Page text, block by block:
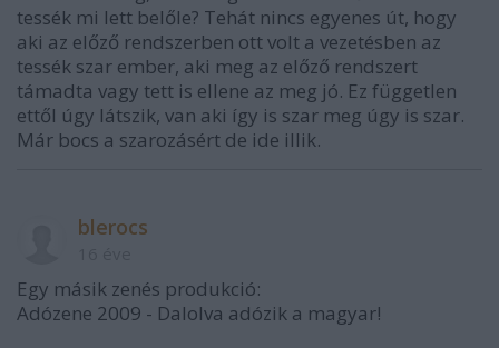
tessék mi lett belőle? Tehát nincs egyenes út, hogy
aki az előző rendszerben ott volt a vezetésben az
tessék szar ember, aki meg az előző rendszert
támadta vagy tett is ellene az meg jó. Ez független
ettől úgy látszik, van aki így is szar meg úgy is szar.
Már bocs a szarozásért de ide illik.
blerocs
Egy másik zenés produkció:
Adózene 2009 - Dalolva adózik a magyar!